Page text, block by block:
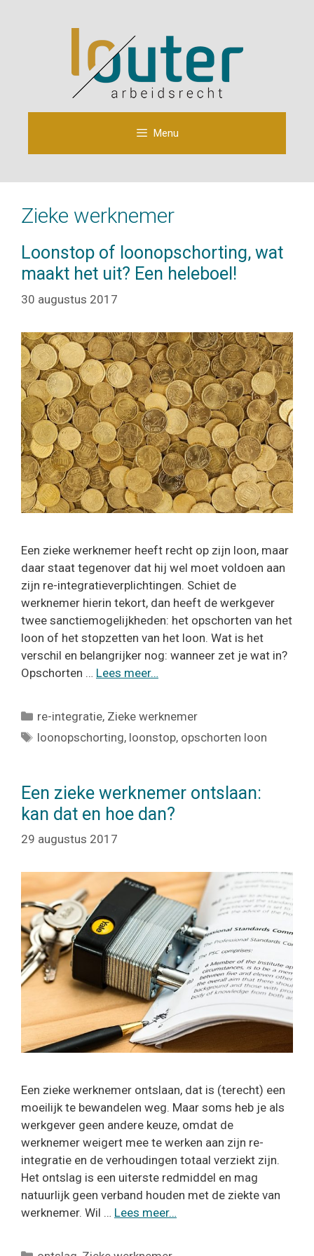
Menu
Zieke werknemer
Loonstop of loonopschorting, wat
maakt het uit? Een heleboel!
30 augustus 2017
Een zieke werknemer heeft recht op zijn loon, maar
daar staat tegenover dat hij wel moet voldoen aan
zijn re-integratieverplichtingen. Schiet de
werknemer hierin tekort, dan heeft de werkgever
twee sanctiemogelijkheden: het opschorten van het
loon of het stopzetten van het loon. Wat is het
verschil en belangrijker nog: wanneer zet je wat in?
Opschorten … Lees meer…
Categorieën
re-integratie, Zieke werknemer
Tags
loonopschorting, loonstop, opschorten loon
Een zieke werknemer ontslaan:
kan dat en hoe dan?
29 augustus 2017
Een zieke werknemer ontslaan, dat is (terecht) een
moeilijk te bewandelen weg. Maar soms heb je als
werkgever geen andere keuze, omdat de
werknemer weigert mee te werken aan zijn re-
integratie en de verhoudingen totaal verziekt zijn.
Het ontslag is een uiterste redmiddel en mag
natuurlijk geen verband houden met de ziekte van
werknemer. Wil … Lees meer…
Categorieën